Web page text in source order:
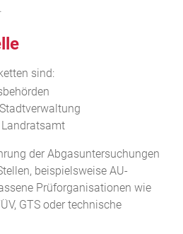
sind:
der Abgasuntersuchungen
beispielsweise AU-
Prüforganisationen wie
GTS oder technische